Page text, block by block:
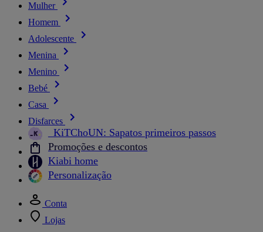
Mulher
Homem
Adolescente
Menina
Menino
Bebé
Casa
Disfarces
_KiTChoUN: Sapatos primeiros passos
Promoções e descontos
Kiabi home
Personalização
Conta
Lojas